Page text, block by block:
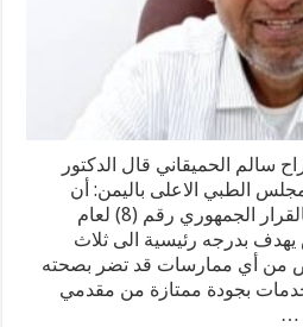
الحميقاني قال الدكتور
الطبي الاعلى باليمن: أن
المجلس تم اعادة تشكيلة بالقرار الجمهوري رقم (8) لعام
يهدف بدرجه رئيسية الى ثلاث
من أي ممارسات قد تضر بصحته
بجودة ممتازة من مقدمي
…